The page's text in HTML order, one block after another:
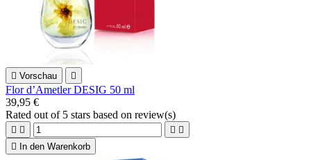
 Vorschau 
Flor d’Ametler DESIG 50 ml
39,95 €
Rated out of 5 stars based on review(s)
   

In den Warenkorb